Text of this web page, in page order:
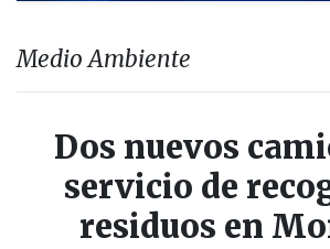
Medio Ambiente
Dos nuevos
servicio de
residuos en